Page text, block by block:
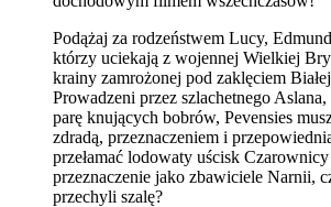
Podążaj za rodzeństwem Lucy,
którzy uciekają z wojennej Wielkiej
krainy zamrożonej pod zaklęciem
Prowadzeni przez szlachetnego
parę knujących bobrów, Pevensies
zdradą, przeznaczeniem i
przełamać lodowaty uścisk
przeznaczenie jako zbawiciele Narnii,
przechyli szalę?